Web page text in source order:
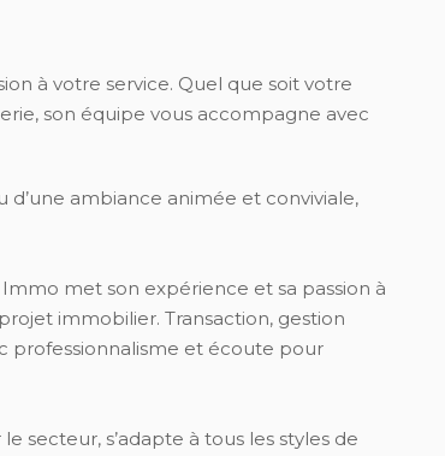
à votre service. Quel que soit votre
son équipe vous accompagne avec
ambiance animée et conviviale,
met son expérience et sa passion à
immobilier. Transaction, gestion
professionnalisme et écoute pour
secteur, s’adapte à tous les styles de